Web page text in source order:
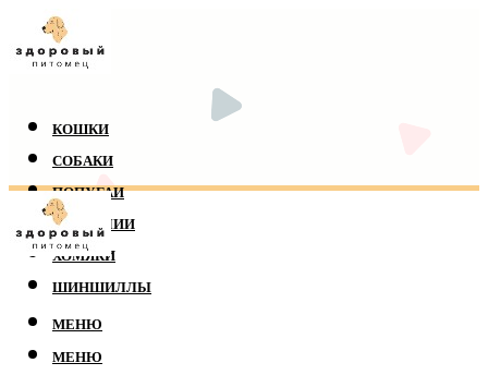
КОШКИ
СОБАКИ
ПОПУГАИ
РЕПТИЛИИ
ХОМЯКИ
ШИНШИЛЛЫ
МЕНЮ
МЕНЮ